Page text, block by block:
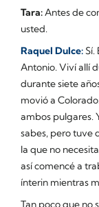
Tara: Antes de
usted.
Raquel Dulce:Sí.
Antonio. Viví allí
durante siete
movió a
ambos pulgares.
sabes, pero tuve
la que no
así comencé a
ínterin mientras
Tan poco que no